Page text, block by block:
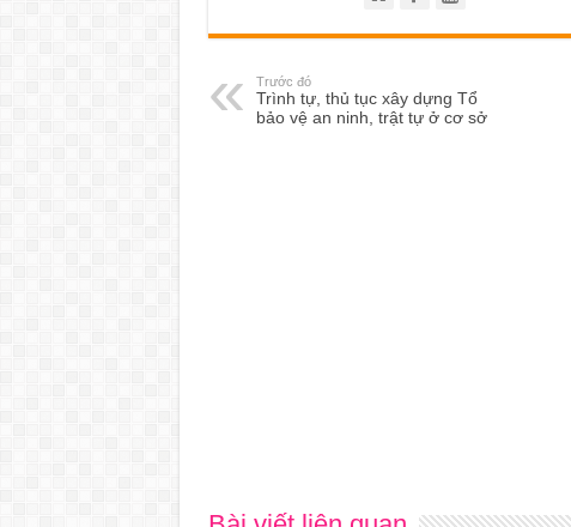
Trước đó
Trình tự, thủ tục xây dựng Tổ
bảo vệ an ninh, trật tự ở cơ sở